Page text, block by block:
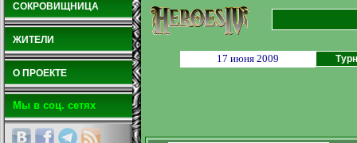
СОКРОВИЩНИЦА
ЖИТЕЛИ
О ПРОЕКТЕ
Мы в соц. сетях
17 июня 2009